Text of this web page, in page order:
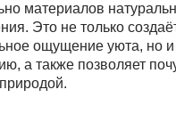
материалов
Это не только
ощущение уюта, но и
а также позволяет